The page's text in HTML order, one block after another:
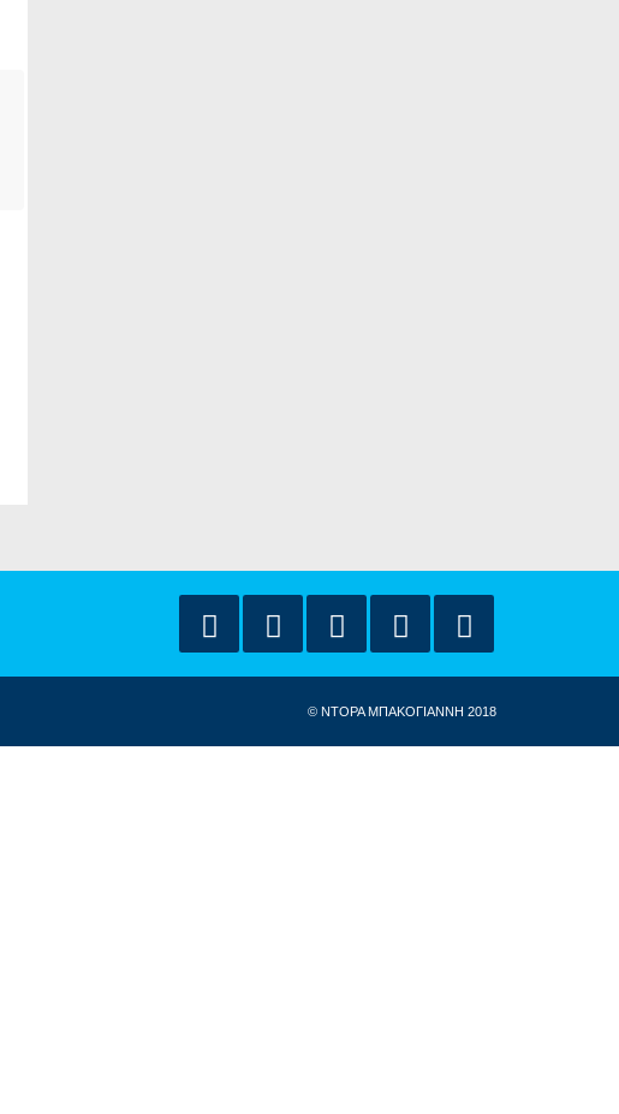
© ΝΤΟΡΑ ΜΠΑΚΟΓΙΑΝΝΗ 2018